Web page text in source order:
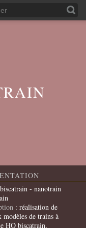
- nanotrain
: réalisation de
modèles de trains à
HO biscatrain,